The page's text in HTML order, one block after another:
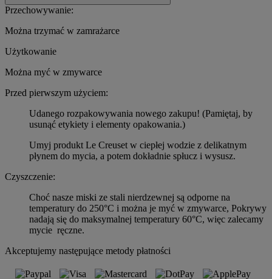
Przechowywanie:
Można trzymać w zamrażarce
Użytkowanie
Można myć w zmywarce
Przed pierwszym użyciem:
Udanego rozpakowywania nowego zakupu! (Pamiętaj, by
usunąć etykiety i elementy opakowania.)
Umyj produkt Le Creuset w ciepłej wodzie z delikatnym
płynem do mycia, a potem dokładnie spłucz i wysusz.
Czyszczenie:
Choć nasze miski ze stali nierdzewnej są odporne na
temperatury do 250°C i można je myć w zmywarce, Pokrywy
nadają się do maksymalnej temperatury 60°C, więc zalecamy
mycie ręczne.
Akceptujemy następujące metody płatności